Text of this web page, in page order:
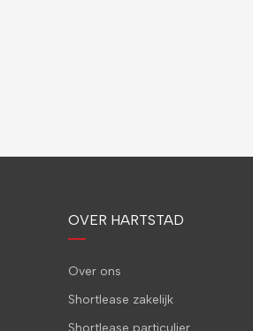
OVER HARTSTAD
Over ons
Shortlease zakelijk
Shortlease particulier